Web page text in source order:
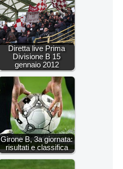
Diretta live Prima
Divisione B 15
gennaio 2012
Girone B, 3a giornata:
risultati e classifica